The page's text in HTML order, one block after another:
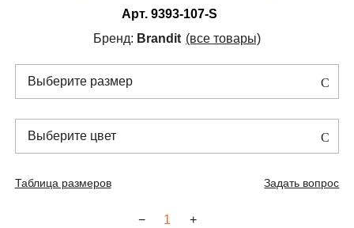
Арт. 9393-107-S
Бренд: Brandit (все товары)
Выберите размер
Выберите цвет
Таблица размеров Задать вопрос
+
−